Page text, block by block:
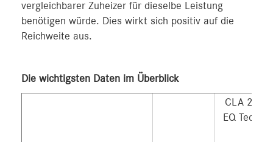
vergleichbarer Zuheizer für dieselbe Leistung
benötigen würde. Dies wirkt sich positiv auf die
Reichweite aus.
Die wichtigsten Daten im Überblick
CLA
EQ